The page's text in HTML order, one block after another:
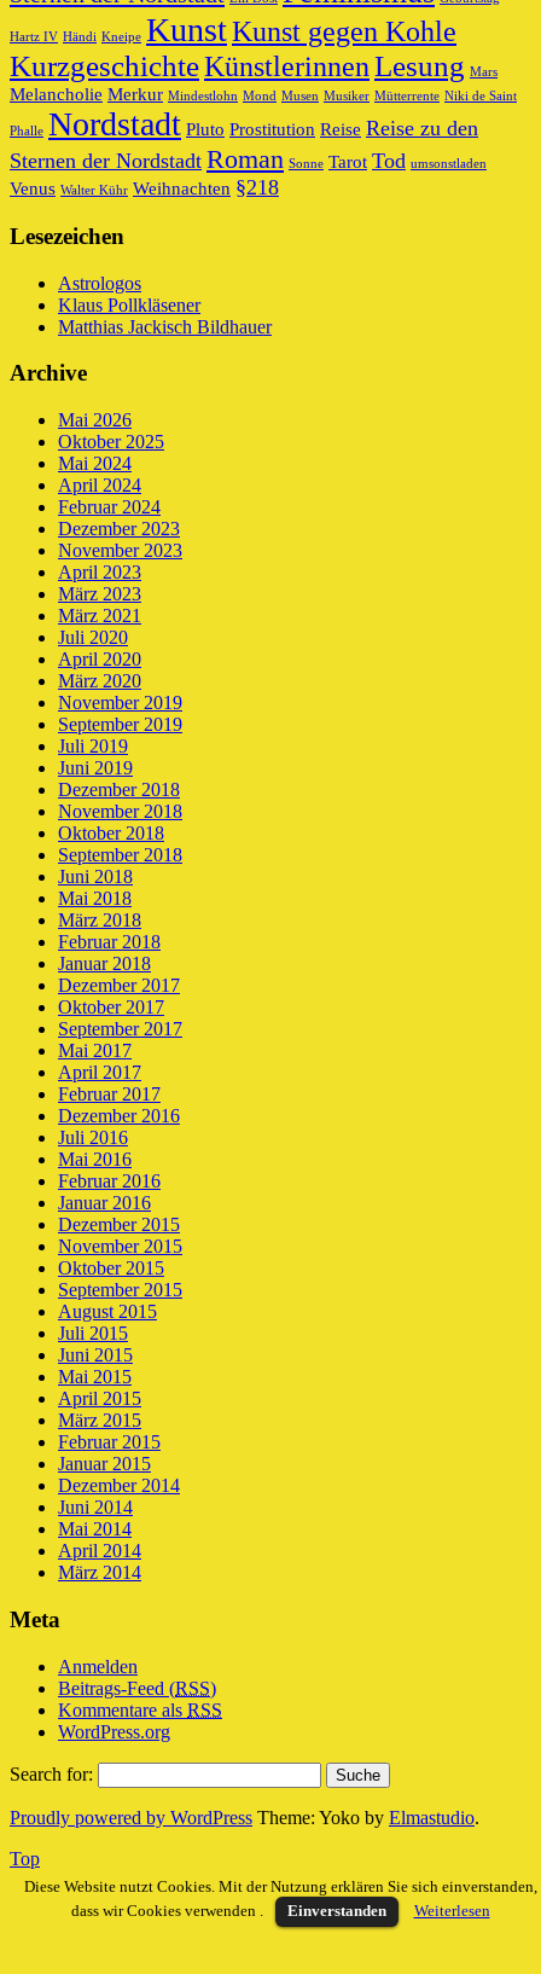
Hartz IV Händi Kneipe KunstKunst gegen Kohle
KurzgeschichteKünstlerinnenLesung Mars
Melancholie Merkur Mindestlohn Mond Musen Musiker Mütterrente Niki de Saint
Phalle Nordstadt Pluto Prostitution Reise Reise zu den
Sternen der Nordstadt Roman Sonne Tarot Tod umsonstladen
Venus Walter Kühr Weihnachten §218
Lesezeichen
Astrologos
Klaus Pollkläsener
Matthias Jackisch Bildhauer
Archive
Mai 2026
Oktober 2025
Mai 2024
April 2024
Februar 2024
Dezember 2023
November 2023
April 2023
März 2023
März 2021
Juli 2020
April 2020
März 2020
November 2019
September 2019
Juli 2019
Juni 2019
Dezember 2018
November 2018
Oktober 2018
September 2018
Juni 2018
Mai 2018
März 2018
Februar 2018
Januar 2018
Dezember 2017
Oktober 2017
September 2017
Mai 2017
April 2017
Februar 2017
Dezember 2016
Juli 2016
Mai 2016
Februar 2016
Januar 2016
Dezember 2015
November 2015
Oktober 2015
September 2015
August 2015
Juli 2015
Juni 2015
Mai 2015
April 2015
März 2015
Februar 2015
Januar 2015
Dezember 2014
Juni 2014
Mai 2014
April 2014
März 2014
Meta
Anmelden
Beitrags-Feed (RSS)
Kommentare als RSS
WordPress.org
Search for:
Proudly powered by WordPress Theme: Yoko by Elmastudio.
Top
Diese Website nutzt Cookies. Mit der Nutzung erklären Sie sich einverstanden,
dass wir Cookies verwenden .
Einverstanden Weiterlesen